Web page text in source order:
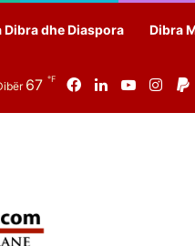
Dibra dhe Diaspora Dibra
67 ℉ FacebookLinkedInYouTube